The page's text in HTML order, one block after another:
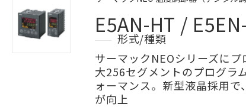
E5AN-HT /
形式/種類
サーマックNEOシリーズに
大256セグメントのプログラ
ォーマンス。新型液晶採用
が向上